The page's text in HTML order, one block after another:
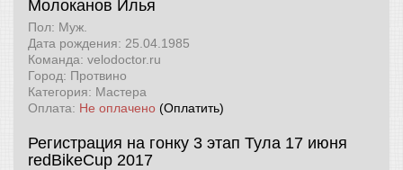
Молоканов Илья
Пол: Муж.
Дата рождения: 25.04.1985
Команда: velodoctor.ru
Город: Протвино
Категория: Мастера
Оплата: Не оплачено (Оплатить)
Регистрация на гонку 3 этап Тула 17 июня
redBikeCup 2017